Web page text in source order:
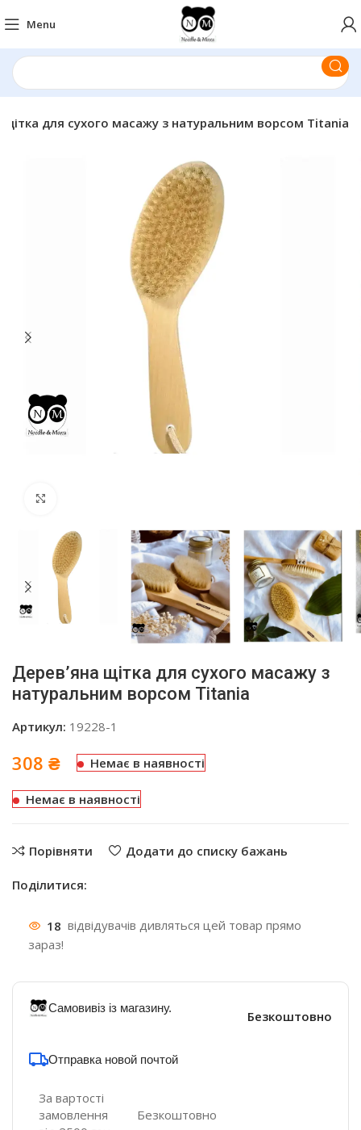
Menu
щітка для сухого масажу з натуральним ворсом Titania
Дерев’яна щітка для сухого масажу з
натуральним ворсом Titania
Артикул: 19228-1
308 ₴ Немає в наявності
Немає в наявності
Порівняти Додати до списку бажань
Поділитися:
18 відвідувачів дивляться цей товар прямо
зараз!
Самовивіз із магазину.
Безкоштовно
Отправка новой почтой
За вартості
замовлення
Безкоштовно